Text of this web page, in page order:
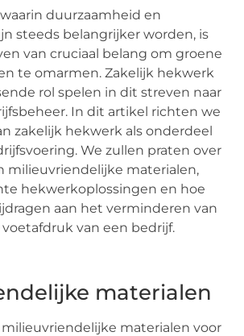
duurzaamheid en
steeds belangrijker worden, is
van cruciaal belang om groene
te omarmen. Zakelijk hekwerk
rol spelen in dit streven naar
In dit artikel richten we
zakelijk hekwerk als onderdeel
We zullen praten over
milieuvriendelijke materialen,
hekwerkoplossingen en hoe
aan het verminderen van
van een bedrijf.
materialen
materialen voor